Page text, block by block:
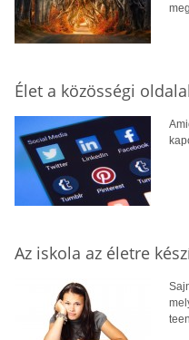
Élet a közösségi
Az iskola az életre